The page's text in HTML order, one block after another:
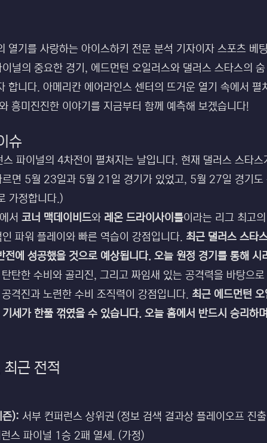
열기를 사랑하는 아이스하키 전문 분석 기자이자 스포츠
널의 중요한 경기, 에드먼턴 오일러스와 댈러스 스타스의
합니다. 아메리칸 에어라인스 센터의 뜨거운 열기 속에서
흥미진진한 이야기를 지금부터 함께 예측해 보겠습니다!
슈
파이널의 4차전이 펼쳐지는 날입니다. 현재 댈러스 스타
르면 5월 23일과 5월 21일 경기가 있었고, 5월 27일 경기
가정합니다.)
서 코너 맥데이비드와 레온 드라이사이틀이라는 리그 최고
파워 플레이와 빠른 역습이 강점입니다. 최근 댈러스 스타
에 성공했을 것으로 예상됩니다. 오늘 원정 경기를 통해
탄한 수비와 골리진, 그리고 짜임새 있는 공격력을 바탕으
격진과 노련한 수비 조직력이 강점입니다. 최근 에드먼턴
세가 한풀 꺾였을 수 있습니다. 오늘 홈에서 반드시 승리
근 전적
): 서부 컨퍼런스 상위권 (정보 검색 결과상 플레이오프 진
스 파이널 1승 2패 열세. (가정)